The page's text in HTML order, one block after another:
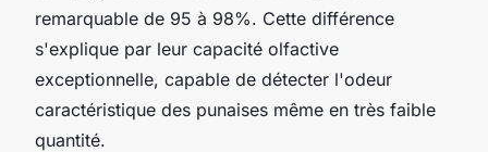
remarquable de 95 à 98%. Cette différence
s'explique par leur capacité olfactive
exceptionnelle, capable de détecter l'odeur
caractéristique des punaises même en très faible
quantité.